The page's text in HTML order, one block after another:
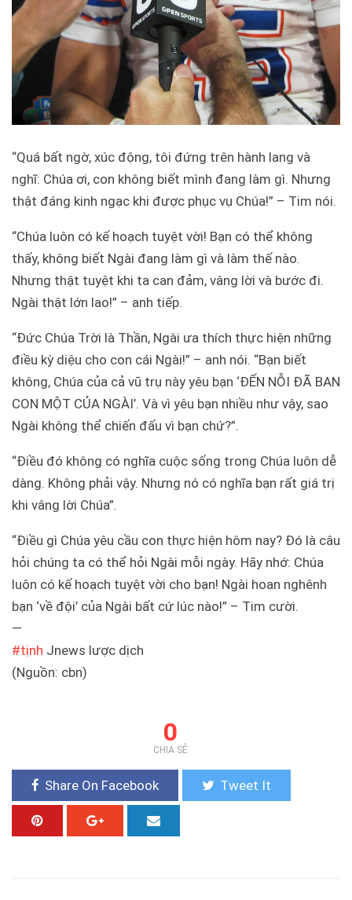
“Quá bất ngờ, xúc động, tôi đứng trên hành lang và
nghĩ: Chúa ơi, con không biết mình đang làm gì. Nhưng
thật đáng kinh ngạc khi được phục vụ Chúa!” – Tim nói.
“Chúa luôn có kế hoạch tuyệt vời! Bạn có thể không
thấy, không biết Ngài đang làm gì và làm thế nào.
Nhưng thật tuyệt khi ta can đảm, vâng lời và bước đi.
Ngài thật lớn lao!” – anh tiếp.
“Đức Chúa Trời là Thần, Ngài ưa thích thực hiện những
điều kỳ diệu cho con cái Ngài!” – anh nói. “Bạn biết
không, Chúa của cả vũ trụ này yêu bạn ‘ĐẾN NỖI ĐÃ BAN
CON MỘT CỦA NGÀI’. Và vì yêu bạn nhiều như vậy, sao
Ngài không thể chiến đấu vì bạn chứ?”.
“Điều đó không có nghĩa cuộc sống trong Chúa luôn dễ
dàng. Không phải vậy. Nhưng nó có nghĩa bạn rất giá trị
khi vâng lời Chúa”.
“Điều gì Chúa yêu cầu con thực hiện hôm nay? Đó là câu
hỏi chúng ta có thể hỏi Ngài mỗi ngày. Hãy nhớ: Chúa
luôn có kế hoạch tuyệt vời cho bạn! Ngài hoan nghênh
bạn ‘về đội’ của Ngài bất cứ lúc nào!” – Tim cười.
—
#tịnh Jnews lược dịch
(Nguồn: cbn)
0
CHIA SẺ
Share On Facebook Tweet It